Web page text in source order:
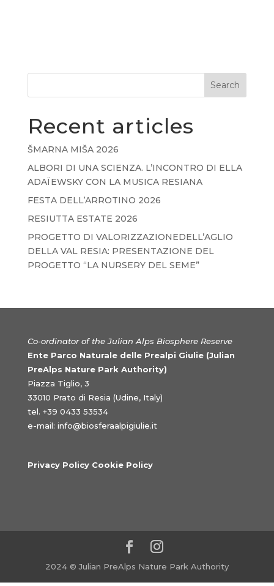
Search
Recent articles
ŠMARNA MIŠA 2026
ALBORI DI UNA SCIENZA. L’INCONTRO DI ELLA
ADAÏEWSKY CON LA MUSICA RESIANA
FESTA DELL’ARROTINO 2026
RESIUTTA ESTATE 2026
PROGETTO DI VALORIZZAZIONEDELL’AGLIO
DELLA VAL RESIA: PRESENTAZIONE DEL
PROGETTO “LA NURSERY DEL SEME”
Co-ordinator of the Julian Alps Biosphere Reserve
Ente Parco Naturale delle Prealpi Giulie (Julian
PreAlps Nature Park Authority)
Piazza Tiglio, 3
33010 Prato di Resia (Udine, Italy)
tel. +39 0433 53534
e-mail: info@biosferaalpigiulie.it
Privacy Policy Cookie Policy
2024 © Julian PreAlps Nature Park Authority